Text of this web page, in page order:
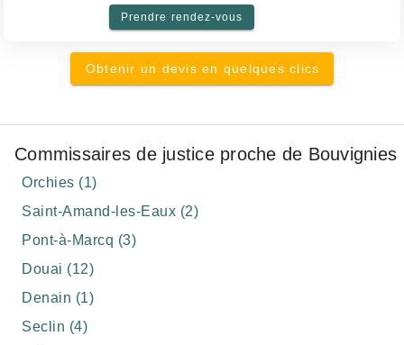
Prendre rendez-vous
Obtenir un devis en quelques clics
Commissaires de justice proche de Bouvignies
Orchies (1)
Saint-Amand-les-Eaux (2)
Pont-à-Marcq (3)
Douai (12)
Denain (1)
Seclin (4)